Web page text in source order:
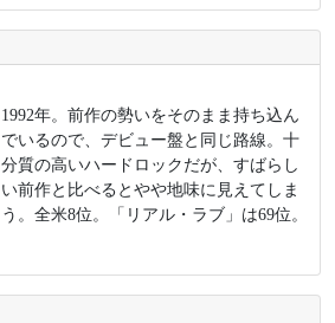
1992年。前作の勢いをそのまま持ち込ん
でいるので、デビュー盤と同じ路線。十
分質の高いハードロックだが、すばらし
い前作と比べるとやや地味に見えてしま
う。全米8位。「リアル・ラブ」は69位。